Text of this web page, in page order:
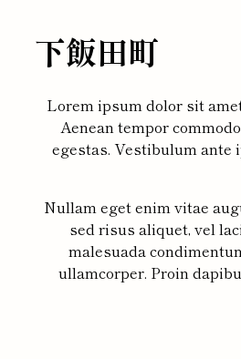
下飯田町
Lorem ipsum dolor sit
Aenean tempor
egestas. Vestibulum
Nullam eget enim vitae
sed risus aliquet, vel
malesuada
ullamcorper. Proin